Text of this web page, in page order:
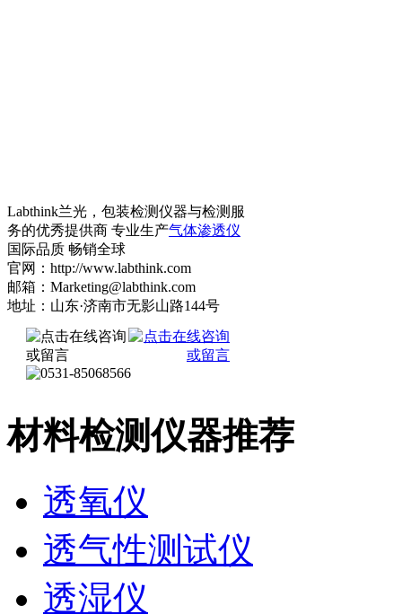
Labthink兰光，包装检测仪器与检测服
务的优秀提供商 专业生产气体渗透仪
国际品质 畅销全球
官网：http://www.labthink.com
邮箱：Marketing@labthink.com
地址：山东·济南市无影山路144号
材料检测仪器推荐
透氧仪
透气性测试仪
透湿仪